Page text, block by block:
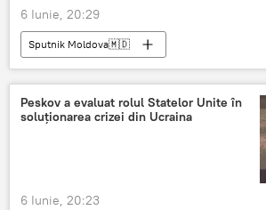
6 Iunie, 20:29
Sputnik Moldova🇲🇩
Peskov a evaluat rolul Statelor Unite în
soluționarea crizei din Ucraina
6 Iunie, 20:23